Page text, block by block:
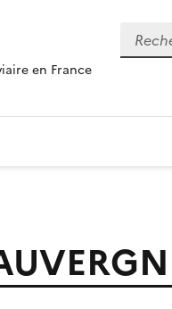
en France